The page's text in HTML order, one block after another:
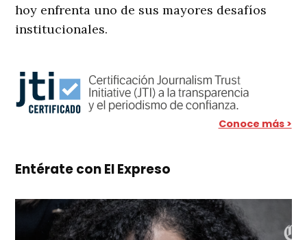
hoy enfrenta uno de sus mayores desafíos
institucionales.
Conoce más >
Entérate con El Expreso